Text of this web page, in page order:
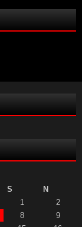
S
N
1
2
8
9